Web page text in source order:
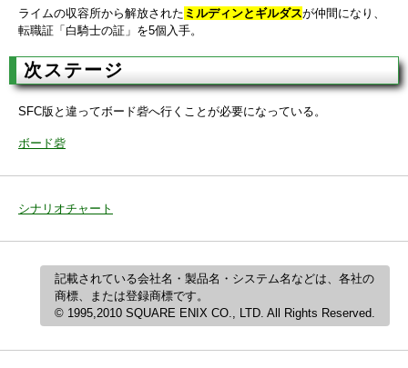
ライムの収容所から解放された ミルディンとギルダスが仲間になり、
転職証「白騎士の証」を5個入手。
次ステージ
SFC版と違ってボード砦へ行くことが必要になっている。
ボード砦
シナリオチャート
記載されている会社名・製品名・システム名などは、各社の
商標、または登録商標です。
© 1995,2010 SQUARE ENIX CO., LTD. All Rights Reserved.